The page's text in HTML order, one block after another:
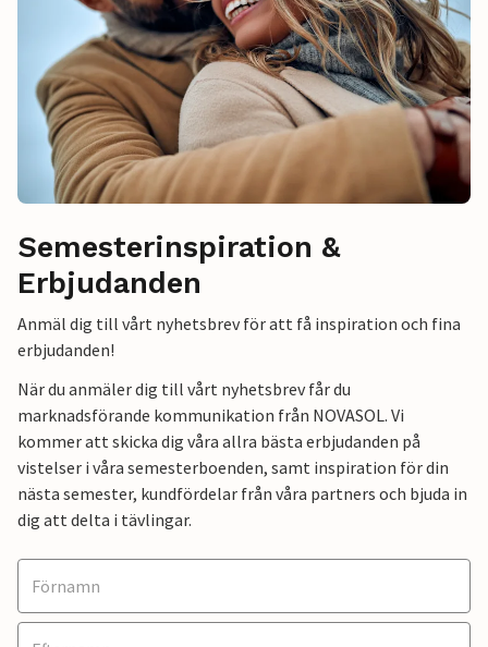
Semesterinspiration &
Erbjudanden
Anmäl dig till vårt nyhetsbrev för att få inspiration och fina
erbjudanden!
När du anmäler dig till vårt nyhetsbrev får du
marknadsförande kommunikation från NOVASOL. Vi
kommer att skicka dig våra allra bästa erbjudanden på
vistelser i våra semesterboenden, samt inspiration för din
nästa semester, kundfördelar från våra partners och bjuda in
dig att delta i tävlingar.